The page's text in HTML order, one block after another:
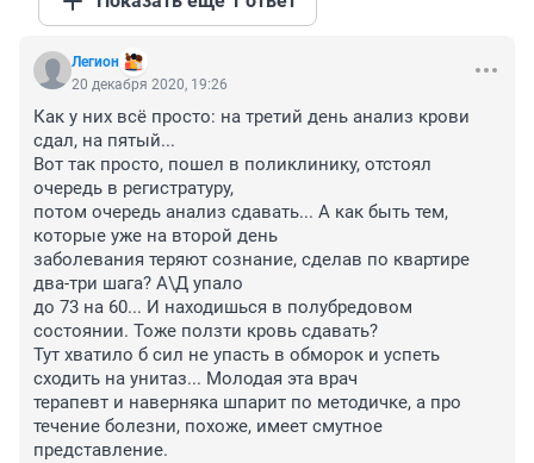
Легион
20 декабря 2020, 19:26
Как у них всё просто: на третий день анализ крови
сдал, на пятый...
Вот так просто, пошел в поликлинику, отстоял
очередь в регистратуру,
потом очередь анализ сдавать... А как быть тем,
которые уже на второй день
заболевания теряют сознание, сделав по квартире
два-три шага? А\Д упало
до 73 на 60... И находишься в полубредовом
состоянии. Тоже ползти кровь сдавать?
Тут хватило б сил не упасть в обморок и успеть
сходить на унитаз... Молодая эта врач
терапевт и наверняка шпарит по методичке, а про
течение болезни, похоже, имеет смутное
представление.